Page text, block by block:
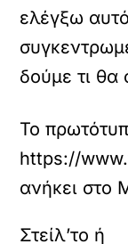
ελέγξω
δούμε τι θα
Το
https://
ανήκει στο